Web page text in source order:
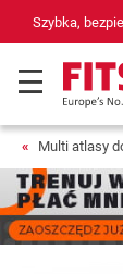
69
Multi atlasy